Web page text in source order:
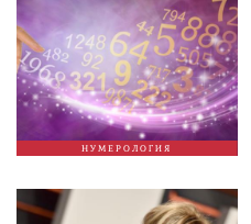
НУМЕРОЛОГИЯ